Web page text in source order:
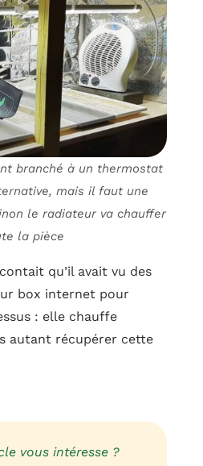
branché à un thermostat
mais il faut une
le radiateur va chauffer
la pièce
qu’il avait vu des
box internet pour
: elle chauffe
autant récupérer cette
vous intéresse ?